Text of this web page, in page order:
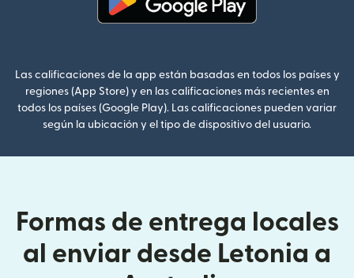
Las calificaciones de la app están basadas en todos los países y
regiones (App Store) y en las calificaciones más recientes en
todos los países (Google Play). Las calificaciones pueden variar
según la ubicación y el tipo de dispositivo del usuario.
Formas de entrega locales
al enviar desde Letonia a